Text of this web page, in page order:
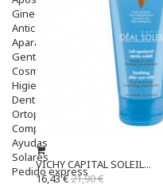
Ginecología
Anticonceptivos
Aparato Genital
Gente Mayor
Cosmética
Higiene
Dentales
Ortopedia
Complementos Nutricionales.
Ayudas
Solares
Pedido express
VICHY CAPITAL SOLEIL...
16,43 €21,90 €